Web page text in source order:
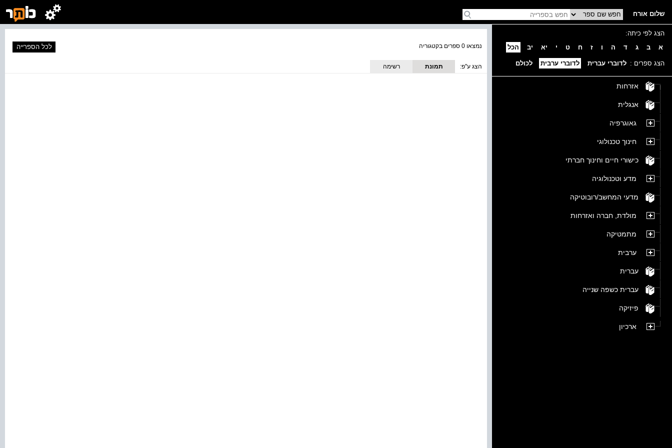
שלום אורח
הצג לפי כיתה:
א
ב ג ד ה ו ז ח ט י יא יב הכל
הצג ספרים : לדוברי עברית לדוברי ערבית לכולם
אזרחות
אנגלית
גאוגרפיה
חינוך טכנולוגי
כישורי חיים וחינוך חברתי
מדע וטכנולוגיה
מדעי המחשב/רובוטיקה
מולדת, חברה ואזרחות
מתמטיקה
ערבית
עברית
עברית כשפה שנייה
פיזיקה
ארכיון
נמצאו 0 ספרים בקטגוריה לכל הספרייה
הצג ע''פ:
תמונת
רשימה